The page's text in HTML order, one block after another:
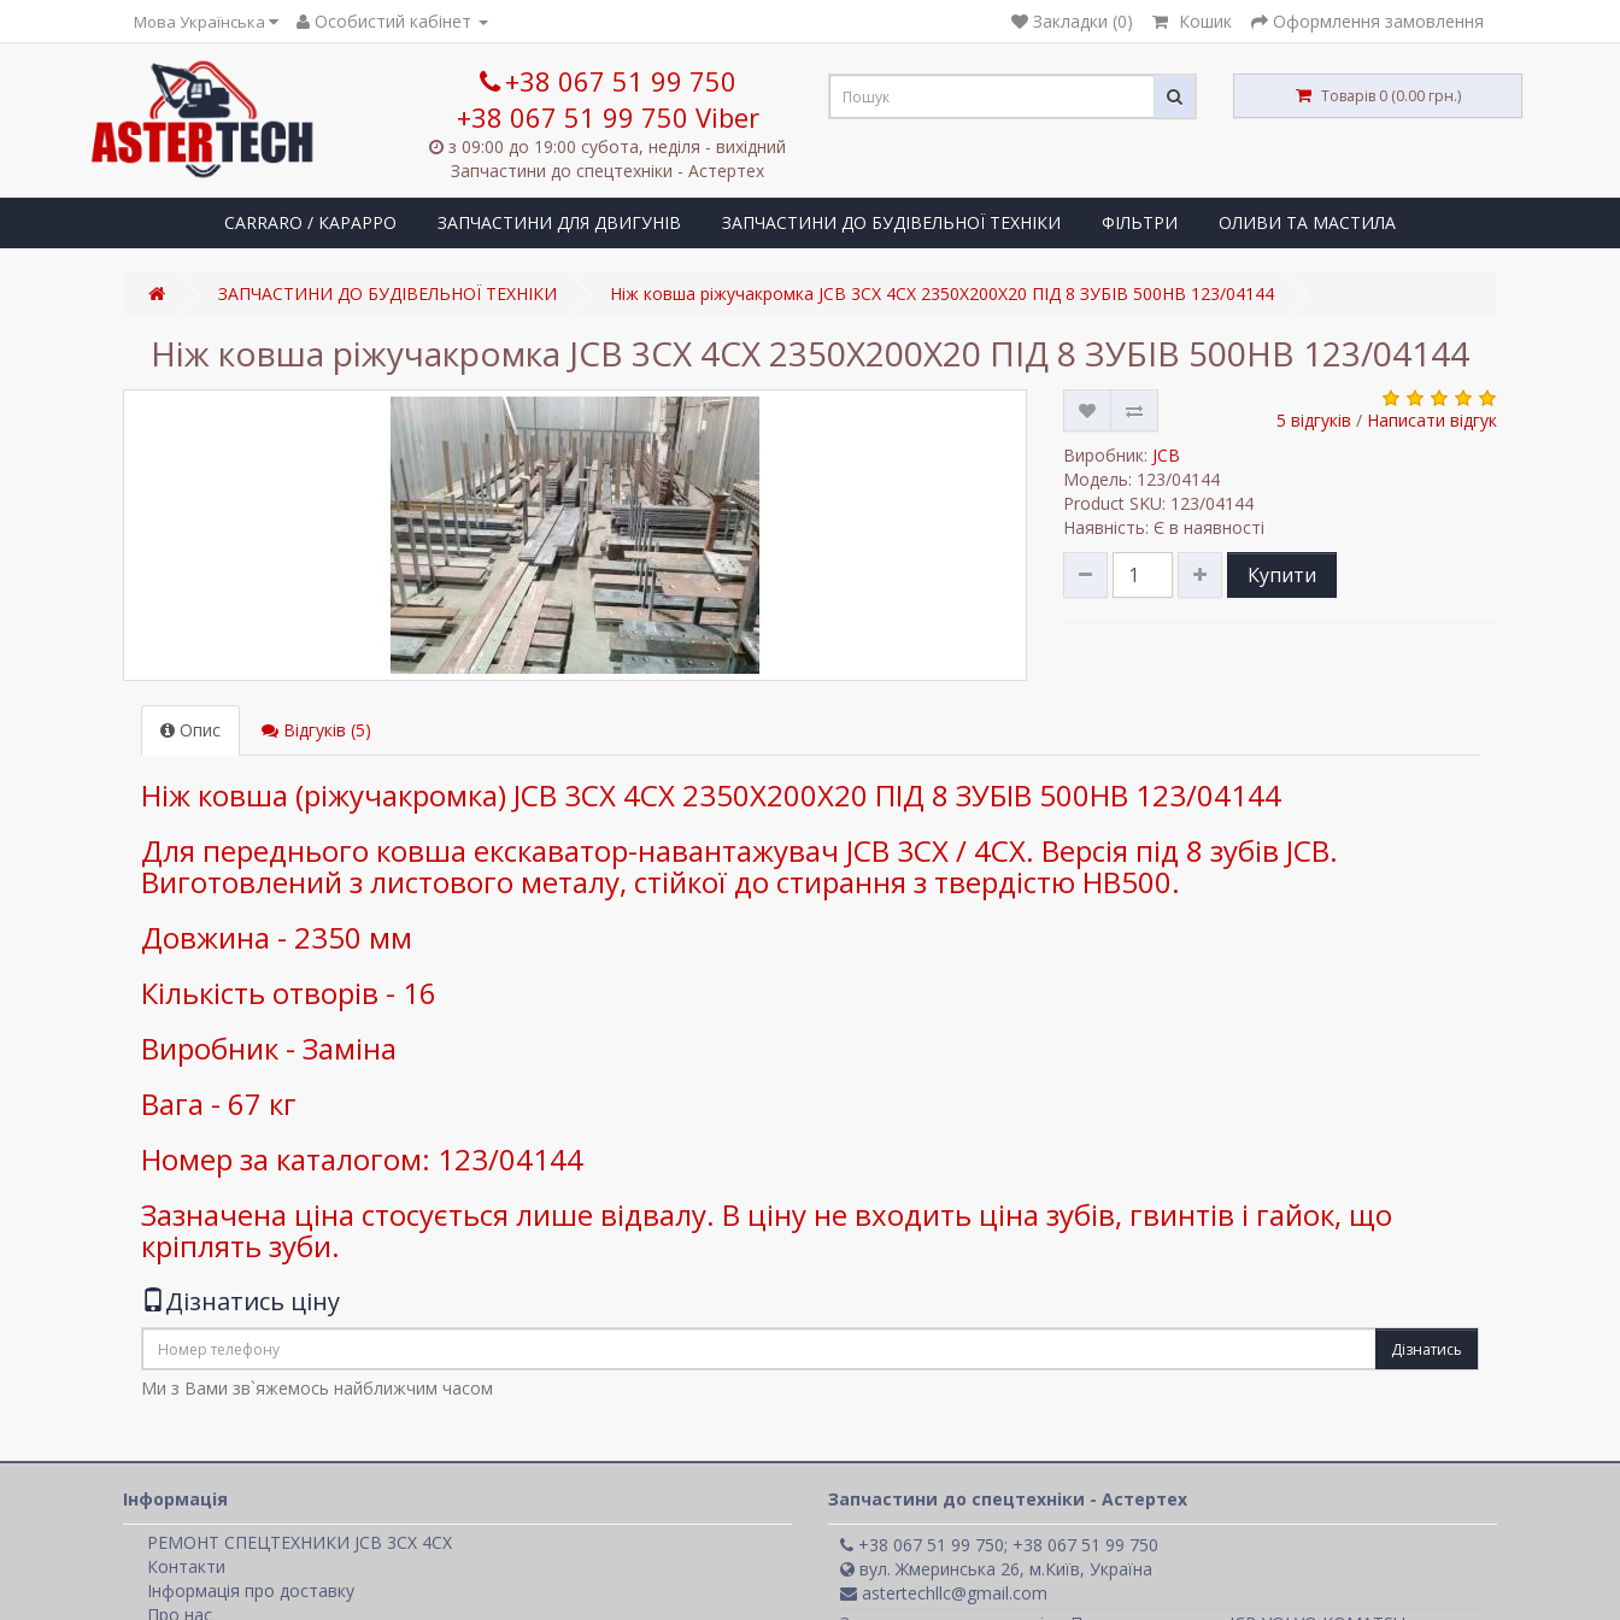
Мова Українська Особистий кабінет Закладки (0) Кошик Оформлення замовлення
+38 067 51 99 750
+38 067 51 99 750 Viber
з 09:00 до 19:00 субота, неділя - вихідний
Запчастини до спецтехніки - Астертех
Товарів 0 (0.00 грн.)
CARRARO / КАРАРРО ЗАПЧАСТИНИ ДЛЯ ДВИГУНІВ ЗАПЧАСТИНИ ДО БУДІВЕЛЬНОЇ ТЕХНІКИ ФІЛЬТРИ ОЛИВИ ТА МАСТИЛА
ЗАПЧАСТИНИ ДО БУДІВЕЛЬНОЇ ТЕХНІКИ Ніж ковша ріжучакромка JCB 3CX 4CX 2350X200X20 ПІД 8 ЗУБІВ 500HB 123/04144
Ніж ковша ріжучакромка JCB 3CX 4CX 2350X200X20 ПІД 8 ЗУБІВ 500HB 123/04144
5 відгуків / Написати відгук
Виробник: JCB
Модель: 123/04144
Product SKU: 123/04144
Наявність: Є в наявності
Купити
Опис Відгуків (5)
Ніж ковша (ріжучакромка) JCB 3CX 4CX 2350X200X20 ПІД 8 ЗУБІВ 500HB 123/04144
Для переднього ковша екскаватор-навантажувач JCB 3CX / 4CX. Версія під 8 зубів JCB.
Виготовлений з листового металу, стійкої до стирання з твердістю HB500.
Довжина - 2350 мм
Кількість отворів - 16
Виробник - Заміна
Вага - 67 кг
Номер за каталогом: 123/04144
Зазначена ціна стосується лише відвалу. В ціну не входить ціна зубів, гвинтів і гайок, що
кріплять зуби.
Дізнатись ціну
Дізнатись
Ми з Вами зв`яжемось найближчим часом
Інформація
РЕМОНТ СПЕЦТЕХНИКИ JCB 3CX 4CX
Контакти
Інформація про доставку
Про нас
Запчастини до спецтехніки - Астертех
+38 067 51 99 750; +38 067 51 99 750
вул. Жмеринська 26, м.Київ, Україна
astertechllc@gmail.com